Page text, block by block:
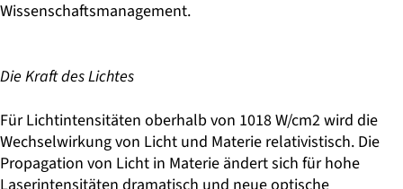
Wissenschaftsmanagement.
Die Kraft des Lichtes
Für Lichtintensitäten oberhalb von 1018 W/cm2 wird die
Wechselwirkung von Licht und Materie relativistisch. Die
Propagation von Licht in Materie ändert sich für hohe